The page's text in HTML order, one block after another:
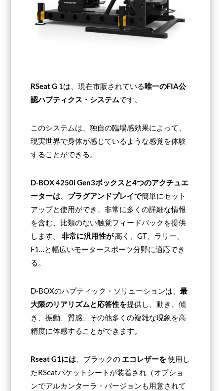
RSeat G 1は、現在市販されている唯一のFIA公
認ハプティクス・システムです。
このシステムは、独自の臨場感効果によって、
現実世界で身体が感じているような感覚を体験
することができる。
D-BOX 4250i Gen3ボックスと4つのアクチュエ
ーターは
プラグアンドプレイで簡単にセット
アップと使用ができ、非常に多くの詳細な情報
を含む、比類のない触覚フィードバックを提供
します。非常に汎用性が高く、GT、ラリー、
F1…と幅広いモータースポーツ分野に適応でき
る。
D-BOXのハプティック・ソリューションは、最
大限のリアリズムと応答性を提供し、動き、傾
き、振動、質感、その他多くの複雑な現象を高
精度に体感することができます。
Rseat G1には 、ブラックの エコレザーを使用し
たRSeatバケットシートが装着され（オプショ
ンでアルカンターラ・バージョンも用意されて